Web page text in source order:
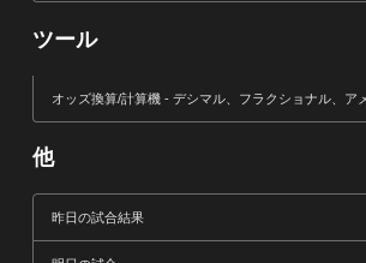
ツール
オッズ換算/計算機 - デシマル、フラクショナル、ア
他
昨日の試合結果